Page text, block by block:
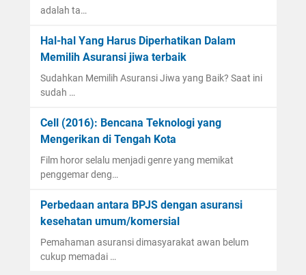
adalah ta…
Hal-hal Yang Harus Diperhatikan Dalam
Memilih Asuransi jiwa terbaik
Sudahkan Memilih Asuransi Jiwa yang Baik? Saat ini
sudah …
Cell (2016): Bencana Teknologi yang
Mengerikan di Tengah Kota
Film horor selalu menjadi genre yang memikat
penggemar deng…
Perbedaan antara BPJS dengan asuransi
kesehatan umum/komersial
Pemahaman asuransi dimasyarakat awan belum
cukup memadai …